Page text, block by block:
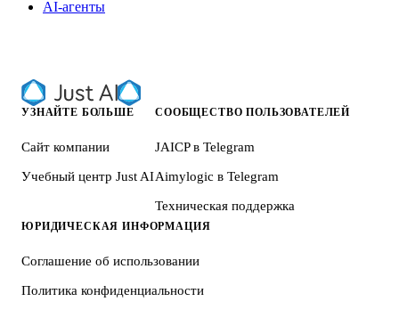
AI-агенты
УЗНАЙТЕ БОЛЬШЕ
Сайт компании
Учебный центр Just AI
СООБЩЕСТВО ПОЛЬЗОВАТЕЛЕЙ
JAICP в Telegram
Aimylogic в Telegram
Техническая поддержка
ЮРИДИЧЕСКАЯ ИНФОРМАЦИЯ
Соглашение об использовании
Политика конфиденциальности